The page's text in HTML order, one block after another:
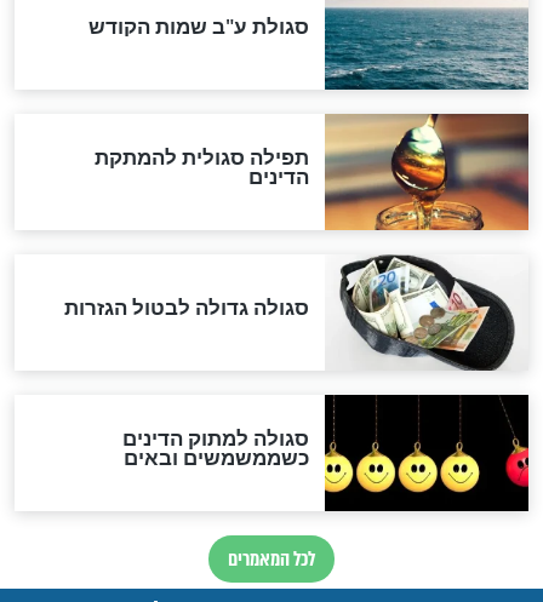
אחרית הימים
האם אפשר לחשב את הקץ?
מה יהיה בימות המשיח?